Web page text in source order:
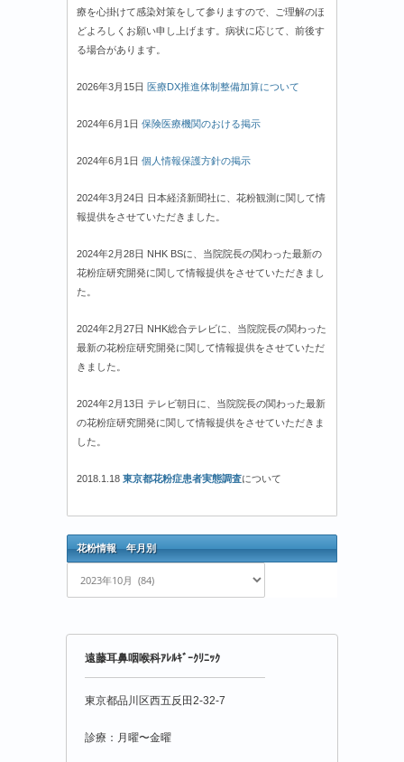
療を心掛けて感染対策をして参りますので、ご理解のほ
どよろしくお願い申し上げます。病状に応じて、前後す
る場合があります。
2026年3月15日 医療DX推進体制整備加算について
2024年6月1日 保険医療機関のおける掲示
2024年6月1日 個人情報保護方針の掲示
2024年3月24日 日本経済新聞社に、花粉観測に関して情
報提供をさせていただきました。
2024年2月28日 NHK BSに、当院院長の関わった最新の
花粉症研究開発に関して情報提供をさせていただきまし
た。
2024年2月27日 NHK総合テレビに、当院院長の関わった
最新の花粉症研究開発に関して情報提供をさせていただ
きました。
2024年2月13日 テレビ朝日に、当院院長の関わった最新
の花粉症研究開発に関して情報提供をさせていただきま
した。
2018.1.18 東京都花粉症患者実態調査について
花粉情報 年月別
花
粉
遠藤耳鼻咽喉科ｱﾚﾙｷﾞｰｸﾘﾆｯｸ
東京都品川区西五反田2-32-7
診療：月曜〜金曜